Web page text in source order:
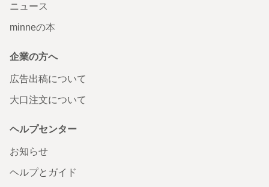
ニュース
minneの本
企業の方へ
広告出稿について
大口注文について
ヘルプセンター
お知らせ
ヘルプとガイド